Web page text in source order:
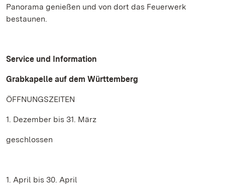
Panorama genießen und von dort das Feuerwerk
bestaunen.
Service und Information
Grabkapelle auf dem Württemberg
ÖFFNUNGSZEITEN
1. Dezember bis 31. März
geschlossen
1. April bis 30. April